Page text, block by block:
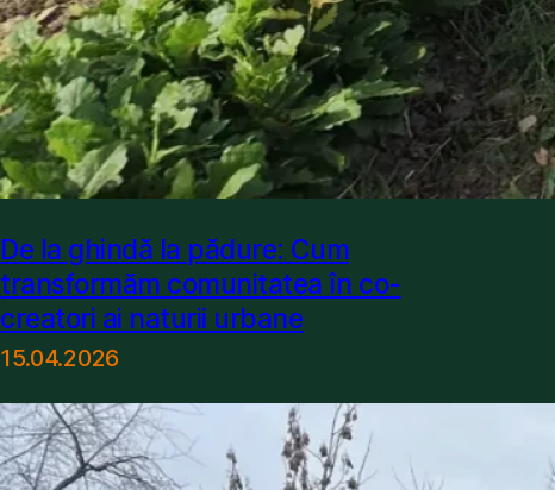
De la ghindă la pădure: Cum
transformăm comunitatea în co-
creatori ai naturii urbane
15.04.2026